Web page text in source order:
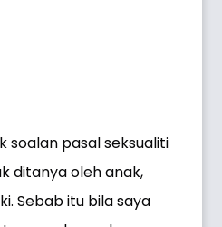
soalan pasal seksualiti
ditanya oleh anak,
Sebab itu bila saya